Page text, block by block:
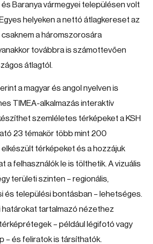
Baranya vármegyei településen volt
helyeken a nettó átlagkereset az
a háromszorosára
továbbra is számottevően
átlagtól.
a magyar és angol nyelven is
TIMEA-alkalmazás interaktív
szemléletes térképeket a KSH
23 témakör több mint 200
térképeket és a hozzájuk
a felhasználók le is tölthetik. A vizuális
területi szinten – regionális,
és települési bontásban – lehetséges.
határokat tartalmazó nézethez
– például légifotó vagy
– és feliratok is társíthatók.